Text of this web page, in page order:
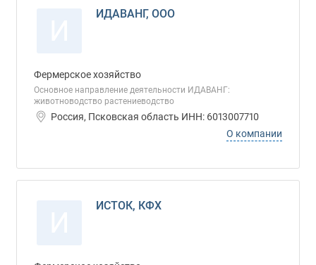
ИДАВАНГ, ООО
Фермерское хозяйство
Основное направление деятельности ИДАВАНГ:
животноводство растениеводство
Россия, Псковская область ИНН: 6013007710
О компании
ИСТОК, КФХ